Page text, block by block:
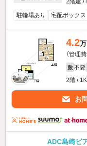
2階建 /
駐輪場あり
宅配ボックス
4.2
（管理
敷 不要
2階 /
お
ADC島崎ビ